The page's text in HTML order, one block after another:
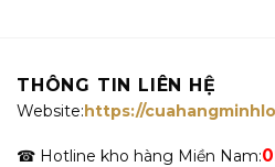
THÔNG TIN LIÊN HỆ
Website:https://
☎ Hotline kho hàng Miền Nam: